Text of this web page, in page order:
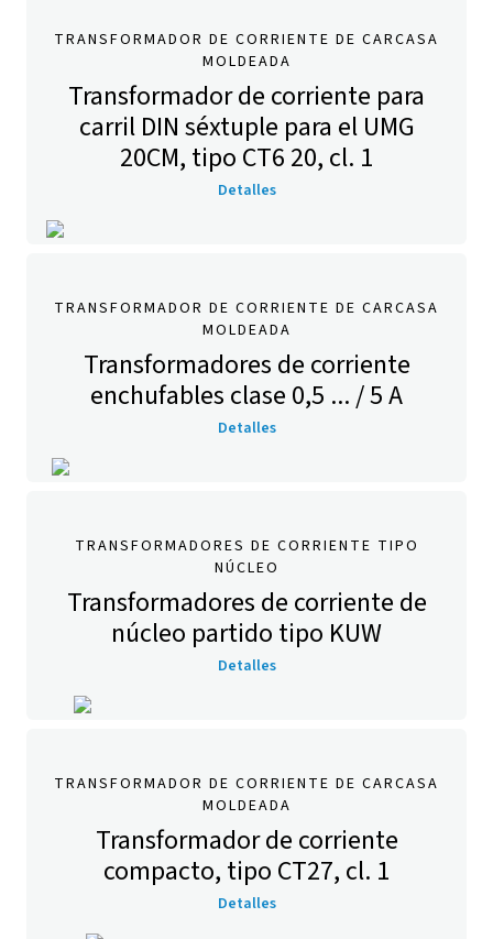
TRANSFORMADOR DE CORRIENTE DE CARCASA
MOLDEADA
Transformador de corriente para
carril DIN séxtuple para el UMG
20CM, tipo CT6 20, cl. 1
Detalles
TRANSFORMADOR DE CORRIENTE DE CARCASA
MOLDEADA
Transformadores de corriente
enchufables clase 0,5 ... / 5 A
Detalles
TRANSFORMADORES DE CORRIENTE TIPO
NÚCLEO
Transformadores de corriente de
núcleo partido tipo KUW
Detalles
TRANSFORMADOR DE CORRIENTE DE CARCASA
MOLDEADA
Transformador de corriente
compacto, tipo CT27, cl. 1
Detalles